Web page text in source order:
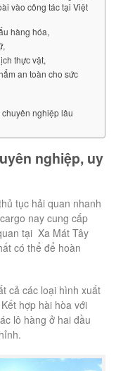
vào công tác tại Việt
hàng hóa,
thực vật,
an toàn cho sức
nghiệp lâu
nghiệp, uy
tục hải quan nhanh
nay cung cấp
tại Xa Mát Tây
có thể để hoàn
cả các loại hình xuất
hợp hài hòa với
lô hàng ở hai đầu